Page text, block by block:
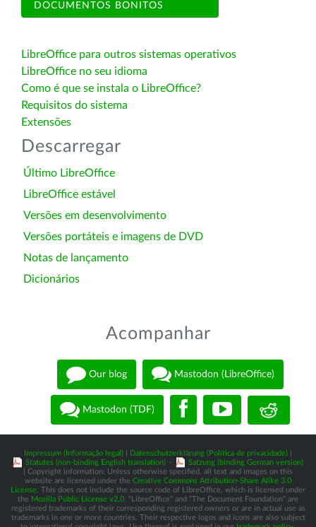
DOCUMENTOS BONITOS
LibreOffice para outros sistemas operativos
LibreOffice no seu idioma
Como é que se instala o LibreOffice?
Requisitos do sistema
Extensões
Descarregar
Último LibreOffice
LibreOffice estável
Versões em desenvolvimento
Versões portáteis e imagens de DVD
Notas de lançamento
Dicionários
Acompanhar
Our blog Mastodon (LibreOffice)
Mastodon (TDF)
Impressum (Informação legal) Datenschutzerklärung (Política de privacidade)
Statutes (non-binding English translation) -
Satzung (binding German version)
| Copyright information: Unless otherwise specified, all text and images on this
website are licensed under the Creative Commons Attribution-Share Alike 3.0
License . This does not include the source code of LibreOffice, which is licensed under
the Mozilla Public License v2.0 . “LibreOffice” and “The Document Foundation” are
registered trademarks of their corresponding registered owners or are in actual use as
trademarks in one or more countries. Their respective logos and icons are also subject